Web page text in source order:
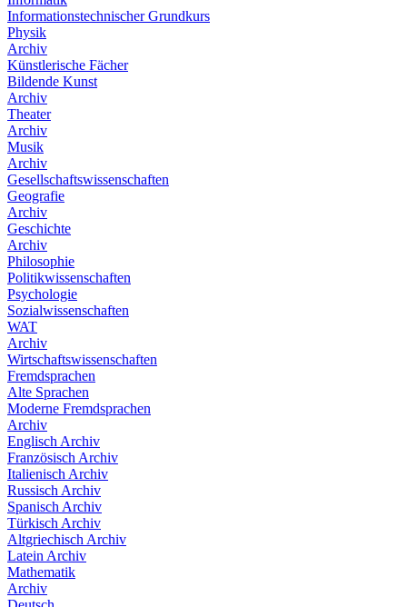
Informationstechnischer Grundkurs
Physik
Archiv
Künstlerische Fächer
Bildende Kunst
Archiv
Theater
Archiv
Musik
Archiv
Gesellschaftswissenschaften
Geografie
Archiv
Geschichte
Archiv
Philosophie
Politikwissenschaften
Psychologie
Sozialwissenschaften
WAT
Archiv
Wirtschaftswissenschaften
Fremdsprachen
Alte Sprachen
Moderne Fremdsprachen
Archiv
Englisch Archiv
Französisch Archiv
Italienisch Archiv
Russisch Archiv
Spanisch Archiv
Türkisch Archiv
Altgriechisch Archiv
Latein Archiv
Mathematik
Archiv